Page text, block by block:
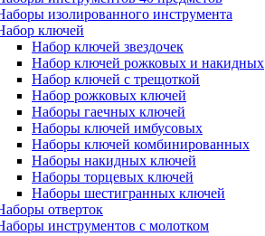
изолированного инструмента
ключей
Набор ключей звездочек
Набор ключей рожковых и накидных
Набор ключей с трещоткой
Набор рожковых ключей
Наборы гаечных ключей
Наборы ключей имбусовых
Наборы ключей комбинированных
Наборы накидных ключей
Наборы торцевых ключей
Наборы шестигранных ключей
отверток
инструментов с молотком